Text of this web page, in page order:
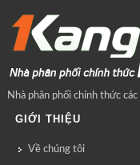
Nhà phân phối chính thức
GIỚI THIỆU
Về chúng tôi